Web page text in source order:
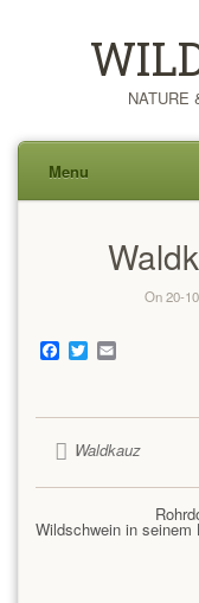
NATURE
Menu
On 20-
Facebook
TwitterEmail
Waldkauz
Wildschwein in seinem